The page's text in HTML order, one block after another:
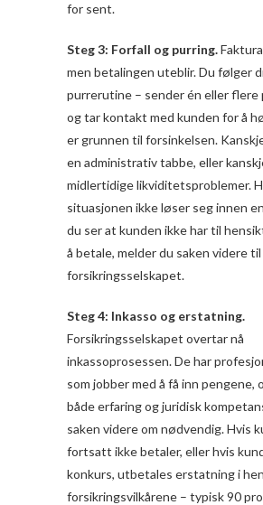
for sent.
Steg 3: Forfall og purring.
men betalingen uteblir. Du følger
purrerutine – sender én eller flere
og tar kontakt med kunden for å
er grunnen til forsinkelsen.
en administrativ tabbe, eller
midlertidige likviditetsproblemer.
situasjonen ikke løser seg innen
du ser at kunden ikke har til
å betale, melder du saken videre til
forsikringsselskapet.
Steg 4: Inkasso og erstatning.
Forsikringsselskapet overtar nå
inkassoprosessen. De har
som jobber med å få inn pengene,
både erfaring og juridisk
saken videre om nødvendig. Hvis
fortsatt ikke betaler, eller hvis
konkurs, utbetales erstatning i
forsikringsvilkårene – typisk 90